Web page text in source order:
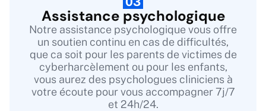
Assistance psychologique
Notre assistance psychologique vous offre
un soutien continu en cas de difficultés,
que ca soit pour les parents de victimes de
cyberharcèlement ou pour les enfants,
vous aurez des psychologues cliniciens à
votre écoute pour vous accompagner 7j/7
et 24h/24.